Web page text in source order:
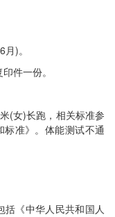
)。
件一份。
(女)长跑，相关标准参
准》。体能测试不通
《中华人民共和国人